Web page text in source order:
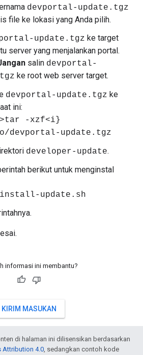
devportal-update.tgz
file ke lokasi yang Anda pilih.
update.tgz ke target
server yang menjalankan portal.
salin devportal-
ke root web server target.
devportal-update.tgz ke
ini:
-xzf<i}
devportal-update.tgz
developer-update.
berikut untuk menginstal
update.sh
informasi ini membantu?
KIRIM MASUKAN
di halaman ini dilisensikan berdasarkan
Attribution 4.0, sedangkan contoh kode